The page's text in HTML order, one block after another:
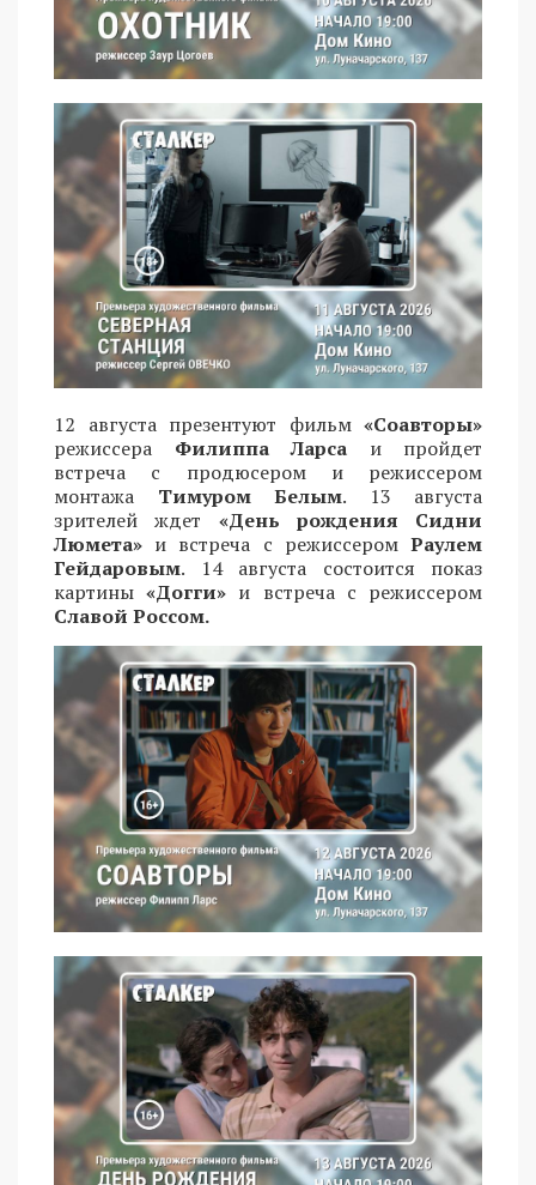
12 августа презентуют фильм «Соавторы»
режиссера Филиппа Ларса и пройдет
встреча с продюсером и режиссером
монтажа Тимуром Белым. 13 августа
зрителей ждет «День рождения Сидни
Люмета» и встреча с режиссером Раулем
Гейдаровым. 14 августа состоится показ
картины«Догги» и встреча с режиссером
Славой Россом.